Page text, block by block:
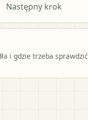
Następny krok
i gdzie trzeba sprawdzić